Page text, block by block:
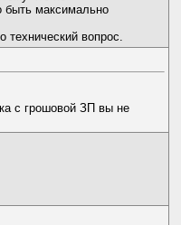
быть максимально
вопрос.
с грошовой ЗП вы не